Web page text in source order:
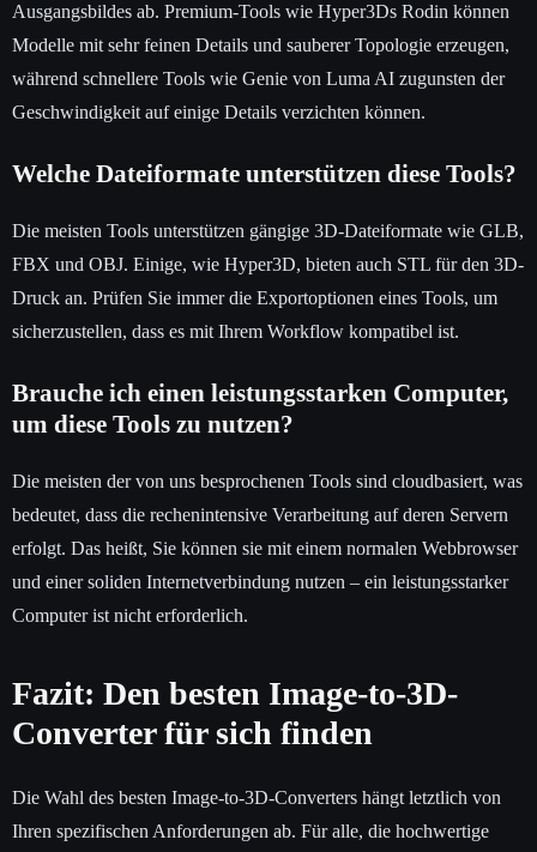
Ausgangsbildes ab. Premium-Tools wie Hyper3Ds Rodin können
Modelle mit sehr feinen Details und sauberer Topologie erzeugen,
während schnellere Tools wie Genie von Luma AI zugunsten der
Geschwindigkeit auf einige Details verzichten können.
Welche Dateiformate unterstützen diese Tools?
Die meisten Tools unterstützen gängige 3D-Dateiformate wie GLB,
FBX und OBJ. Einige, wie Hyper3D, bieten auch STL für den 3D-
Druck an. Prüfen Sie immer die Exportoptionen eines Tools, um
sicherzustellen, dass es mit Ihrem Workflow kompatibel ist.
Brauche ich einen leistungsstarken Computer,
um diese Tools zu nutzen?
Die meisten der von uns besprochenen Tools sind cloudbasiert, was
bedeutet, dass die rechenintensive Verarbeitung auf deren Servern
erfolgt. Das heißt, Sie können sie mit einem normalen Webbrowser
und einer soliden Internetverbindung nutzen – ein leistungsstarker
Computer ist nicht erforderlich.
Fazit: Den besten Image-to-3D-
Converter für sich finden
Die Wahl des besten Image-to-3D-Converters hängt letztlich von
Ihren spezifischen Anforderungen ab. Für alle, die hochwertige